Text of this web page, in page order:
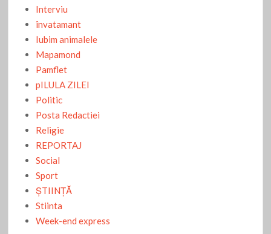
Interviu
învatamant
Iubim animalele
Mapamond
Pamflet
pILULA ZILEI
Politic
Posta Redactiei
Religie
REPORTAJ
Social
Sport
ŞTIINŢĂ
Stiinta
Week-end express